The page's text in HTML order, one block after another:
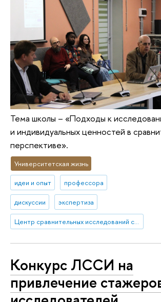
Тема школы – «Подходы к
и индивидуальных ценностей в
перспективе».
Университетская жизнь
идеи и опыт профессора
дискуссии экспертиза
Центр сравнительных исследований социального благополучия
Конкурс ЛССИ на
привлечение